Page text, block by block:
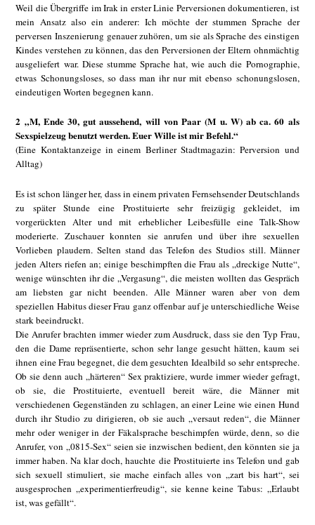
Weil die Übergriffe im Irak in erster Linie Perversionen dokumentieren, ist
mein Ansatz also ein anderer: Ich möchte der stummen Sprache der
perversen Inszenierung genauer zuhören, um sie als Sprache des einstigen
Kindes verstehen zu können, das den Perversionen der Eltern ohnmächtig
ausgeliefert war. Diese stumme Sprache hat, wie auch die Pornographie,
etwas Schonungsloses, so dass man ihr nur mit ebenso schonungslosen,
eindeutigen Worten begegnen kann.
2 „M, Ende 30, gut aussehend, will von Paar (M u. W) ab ca. 60 als
Sexspielzeug benutzt werden. Euer Wille ist mir Befehl.“
(Eine Kontaktanzeige in einem Berliner Stadtmagazin: Perversion und
Alltag)
Es ist schon länger her, dass in einem privaten Fernsehsender Deutschlands
zu später Stunde eine Prostituierte sehr freizügig gekleidet, im
vorgerückten Alter und mit erheblicher Leibesfülle eine Talk-Show
moderierte. Zuschauer konnten sie anrufen und über ihre sexuellen
Vorlieben plaudern. Selten stand das Telefon des Studios still. Männer
jeden Alters riefen an; einige beschimpften die Frau als „dreckige Nutte“,
wenige wünschten ihr die „Vergasung“, die meisten wollten das Gespräch
am liebsten gar nicht beenden. Alle Männer waren aber von dem
speziellen Habitus dieser Frau ganz offenbar auf je unterschiedliche Weise
stark beeindruckt.
Die Anrufer brachten immer wieder zum Ausdruck, dass sie den Typ Frau,
den die Dame repräsentierte, schon sehr lange gesucht hätten, kaum sei
ihnen eine Frau begegnet, die dem gesuchten Idealbild so sehr entspreche.
Ob sie denn auch „härteren“ Sex praktiziere, wurde immer wieder gefragt,
ob sie, die Prostituierte, eventuell bereit wäre, die Männer mit
verschiedenen Gegenständen zu schlagen, an einer Leine wie einen Hund
durch ihr Studio zu dirigieren, ob sie auch „versaut reden“, die Männer
mehr oder weniger in der Fäkalsprache beschimpfen würde, denn, so die
Anrufer, von „0815-Sex“ seien sie inzwischen bedient, den könnten sie ja
immer haben. Na klar doch, hauchte die Prostituierte ins Telefon und gab
sich sexuell stimuliert, sie mache einfach alles von „zart bis hart“, sei
ausgesprochen „experimentierfreudig“, sie kenne keine Tabus: „Erlaubt
ist, was gefällt“.